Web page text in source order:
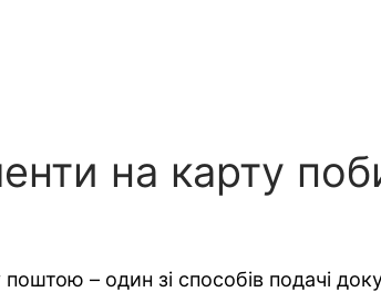
на карту
– один зі способів подачі